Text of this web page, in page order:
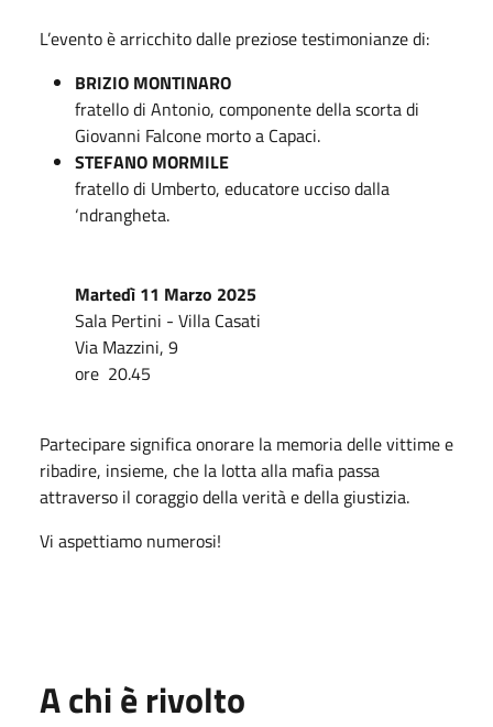
L’evento è arricchito dalle preziose testimonianze di:
BRIZIO MONTINARO
fratello di Antonio, componente della scorta di
Giovanni Falcone morto a Capaci.
STEFANO MORMILE
fratello di Umberto, educatore ucciso dalla
‘ndrangheta.
Martedì 11 Marzo 2025
Sala Pertini - Villa Casati
Via Mazzini, 9
ore 20.45
Partecipare significa onorare la memoria delle vittime e
ribadire, insieme, che la lotta alla mafia passa
attraverso il coraggio della verità e della giustizia.
Vi aspettiamo numerosi!
A chi è rivolto